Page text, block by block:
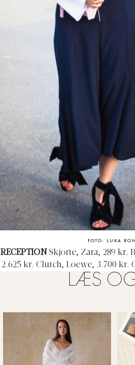
FOTO: LUKA
RECEPTION Skjorte, Zara, 289 kr. Blomsterbutterfly, gucci,
2.625 kr. Clutch, Loewe, 3.700 kr. Culottebukser, Zara, 499
kr.
LÆS